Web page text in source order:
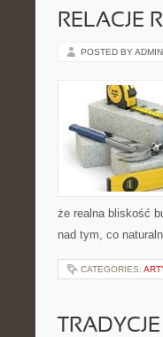
RELACJE
POSTED BY ADMIN
że realna bliskość
nad tym, co
CATEGORIES: